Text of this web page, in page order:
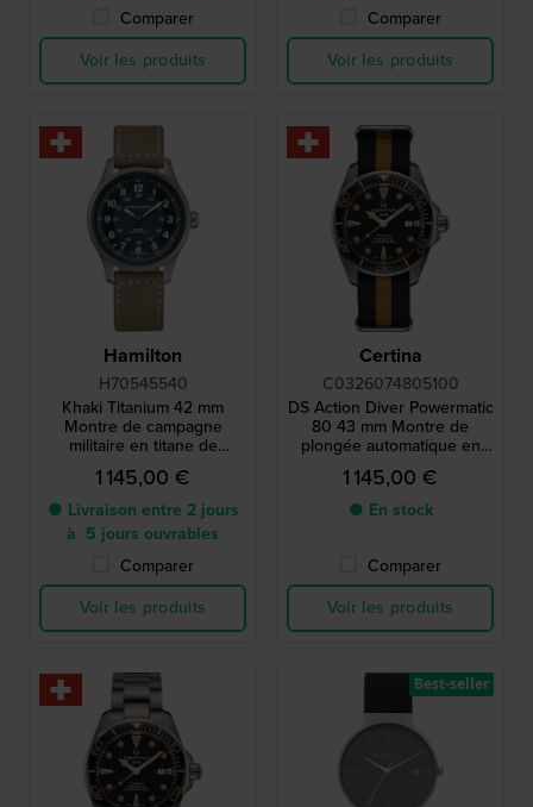
Comparer
Voir les produits
Comparer
Voir les produits
Hamilton
H70545540
Khaki Titanium 42 mm
Montre de campagne
militaire en titane de
fabrication suisse
1 145,00 €
● Livraison entre 2 jours
à 5 jours ouvrables
Comparer
Voir les produits
Certina
C0326074805100
DS Action Diver Powermatic
80 43 mm Montre de
plongée automatique en
titane fabriquée en Suisse
1 145,00 €
● En stock
Comparer
Voir les produits
Best-seller